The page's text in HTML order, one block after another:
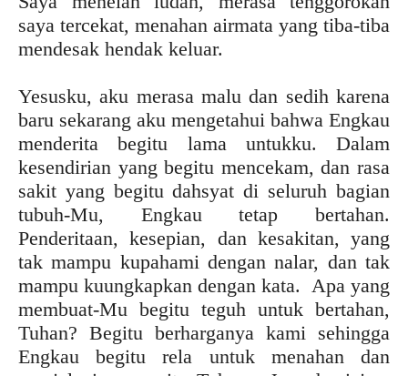
saya tercekat, menahan airmata yang tiba-tiba
mendesak hendak keluar.
Yesusku, aku merasa malu dan sedih karena
baru sekarang aku mengetahui bahwa Engkau
menderita begitu lama untukku. Dalam
kesendirian yang begitu mencekam, dan rasa
sakit yang begitu dahsyat di seluruh bagian
tubuh-Mu, Engkau tetap bertahan.
Penderitaan, kesepian, dan kesakitan, yang
tak mampu kupahami dengan nalar, dan tak
mampu kuungkapkan dengan kata. Apa yang
membuat-Mu begitu teguh untuk bertahan,
Tuhan? Begitu berharganya kami sehingga
Engkau begitu rela untuk menahan dan